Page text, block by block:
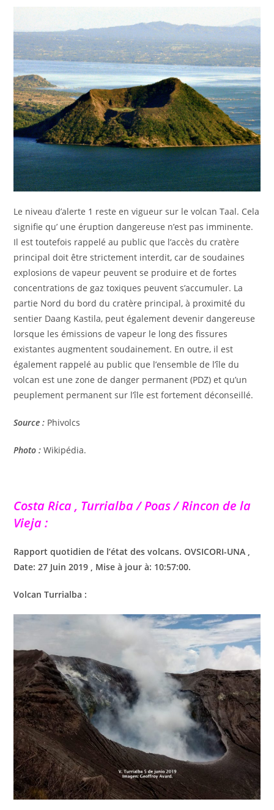
Le niveau d’alerte 1 reste en vigueur sur le volcan Taal. Cela
signifie qu’ une éruption dangereuse n’est pas imminente.
Il est toutefois rappelé au public que l’accès du cratère
principal doit être strictement interdit, car de soudaines
explosions de vapeur peuvent se produire et de fortes
concentrations de gaz toxiques peuvent s’accumuler. La
partie Nord du bord du cratère principal, à proximité du
sentier Daang Kastila, peut également devenir dangereuse
lorsque les émissions de vapeur le long des fissures
existantes augmentent soudainement. En outre, il est
également rappelé au public que l’ensemble de l’île du
volcan est une zone de danger permanent (PDZ) et qu’un
peuplement permanent sur l’île est fortement déconseillé.
Source : Phivolcs
Photo : Wikipédia.
Costa Rica , Turrialba / Poas / Rincon de la
Vieja :
Rapport quotidien de l’état des volcans. OVSICORI-UNA ,
Date: 27 Juin 2019 , Mise à jour à: 10:57:00.
Volcan Turrialba :